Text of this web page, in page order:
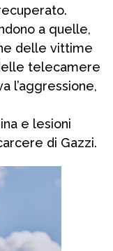
a quelle,
delle vittime
telecamere
l’aggressione,
e lesioni
di Gazzi.